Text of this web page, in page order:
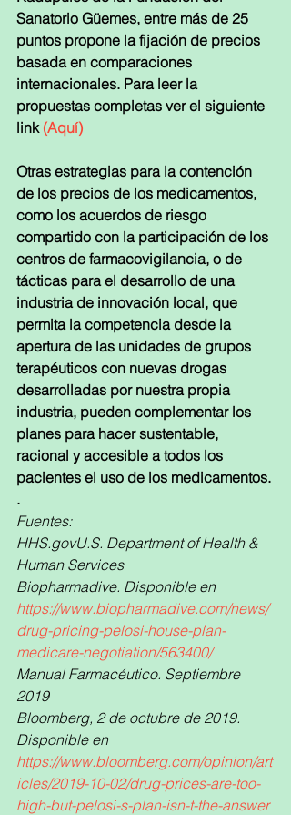
Sanatorio Güemes, entre más de 25
puntos propone la fijación de precios
basada en comparaciones
internacionales. Para leer la
propuestas completas ver el siguiente
link (Aquí)
Otras estrategias para la contención
de los precios de los medicamentos,
como los acuerdos de riesgo
compartido con la participación de los
centros de farmacovigilancia, o de
tácticas para el desarrollo de una
industria de innovación local, que
permita la competencia desde la
apertura de las unidades de grupos
terapéuticos con nuevas drogas
desarrolladas por nuestra propia
industria, pueden complementar los
planes para hacer sustentable,
racional y accesible a todos los
pacientes el uso de los medicamentos.
.
Fuentes:
HHS.govU.S. Department of Health &
Human Services
Biopharmadive. Disponible en
https://www.biopharmadive.com/news/
drug-pricing-pelosi-house-plan-
medicare-negotiation/563400/
Manual Farmacéutico. Septiembre
2019
Bloomberg, 2 de octubre de 2019.
Disponible en
https://www.bloomberg.com/opinion/art
icles/2019-10-02/drug-prices-are-too-
high-but-pelosi-s-plan-isn-t-the-answer